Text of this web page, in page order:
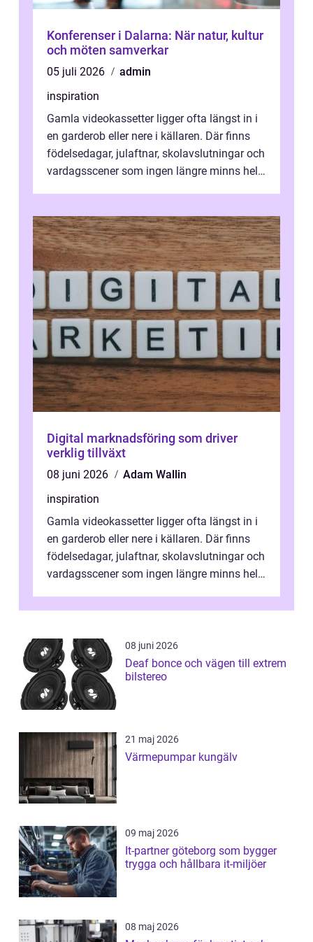
Konferenser i Dalarna: När natur, kultur
och möten samverkar
05 juli 2026
admin
inspiration
Gamla videokassetter ligger ofta längst in i
en garderob eller nere i källaren. Där finns
födelsedagar, julaftnar, skolavslutningar och
vardagsscener som ingen längre minns helt.
Digital marknadsföring som driver
verklig tillväxt
08 juni 2026
Adam Wallin
inspiration
Gamla videokassetter ligger ofta längst in i
en garderob eller nere i källaren. Där finns
födelsedagar, julaftnar, skolavslutningar och
vardagsscener som ingen längre minns helt.
08 juni 2026
Deaf bonce och vägen till extrem
bilstereo
21 maj 2026
Värmepumpar kungälv
09 maj 2026
It-partner göteborg som bygger
trygga och hållbara it-miljöer
08 maj 2026